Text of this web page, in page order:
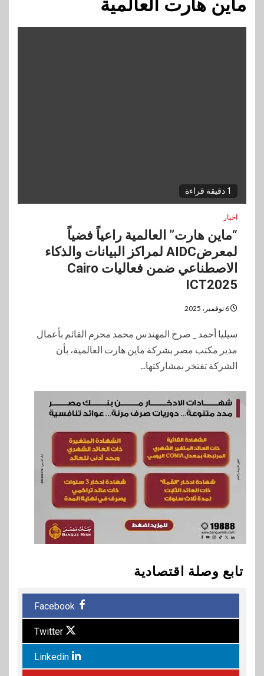
ماين هارت العالمية
1 دقيقة قراءة
اخبار
“ماين هارت” العالمية راعياً فضياً
لمعرضAIDC لمراكز البيانات والذكاء
الاصطناعي ضمن فعاليات Cairo
ICT2025
سيليا أحمد _ صرح المهندس محمد محرم القائم بأعمال
مدير مكتب مصر بشركة ماين هارت العالمية، بأن
الشركة تفتخر بمشاركتها...
تابع وصلة اقتصادية
Facebook
Twitter
Linkedin